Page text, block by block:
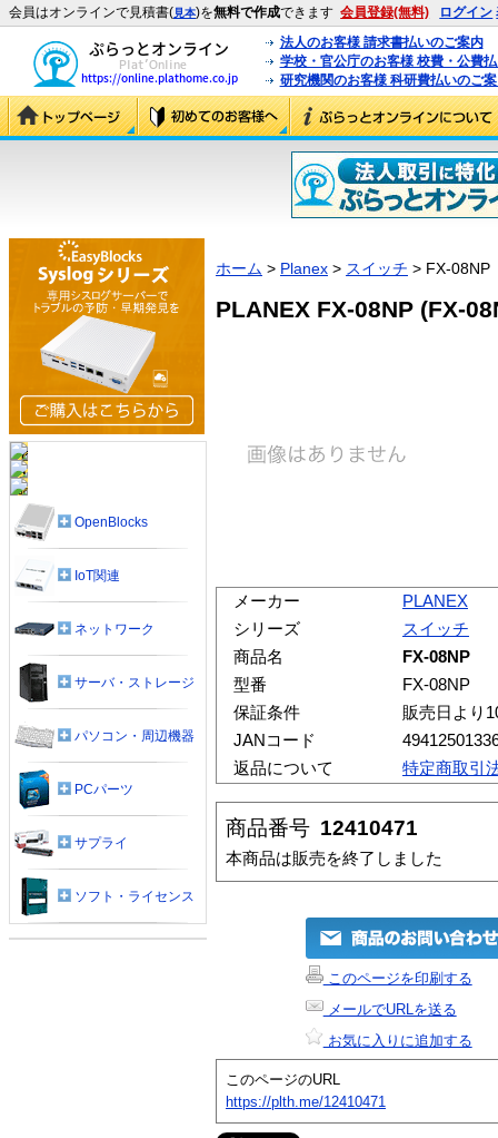
会員はオンラインで見積書(見本)を無料で作成できます 会員登録(無料) ログイン
法人のお客様 請求書払いのご案内
学校・官公庁のお客様 校費・公費
研究機関のお客様 科研費払いのご
ホーム > Planex > スイッチ > FX-08NP
PLANEX FX-08NP (FX-
メーカー
PLANEX
シリーズ
スイッチ
商品名
FX-08NP
型番
FX-08NP
保証条件
販売日より
JANコード
返品について
特定商取引
商品番号 12410471
本商品は販売を終了しました
このページを印刷する
メールでURLを送る
お気に入りに追加する
このページのURL
https://plth.me/12410471
OpenBlocks
IoT関連
ネットワーク
サーバ・ストレージ
パソコン・周辺機器
PCパーツ
サプライ
ソフト・ライセンス